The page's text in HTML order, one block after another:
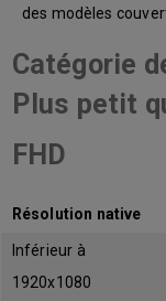
des modèles
Catégorie
Plus petit
FHD
Résolution native
Inférieur à
1920x1080